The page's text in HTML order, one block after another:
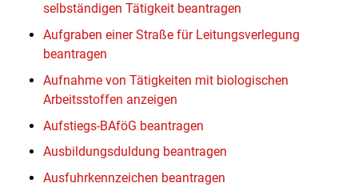
selbständigen Tätigkeit beantragen
Aufgraben einer Straße für Leitungsverlegung
beantragen
Aufnahme von Tätigkeiten mit biologischen
Arbeitsstoffen anzeigen
Aufstiegs-BAföG beantragen
Ausbildungsduldung beantragen
Ausfuhrkennzeichen beantragen